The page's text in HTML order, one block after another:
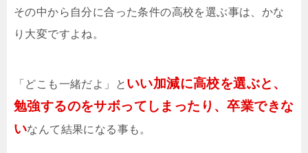
その中から自分に合った条件の高校を選ぶ事は、かな
り大変ですよね。
「どこも一緒だよ」と いい加減に高校を選ぶと、
勉強するのをサボってしまったり、卒業できな
いなんて結果になる事も。